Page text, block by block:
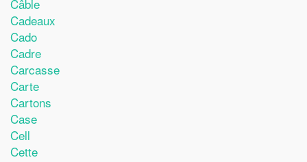
Câble
Cadeaux
Cado
Cadre
Carcasse
Carte
Cartons
Case
Cell
Cette